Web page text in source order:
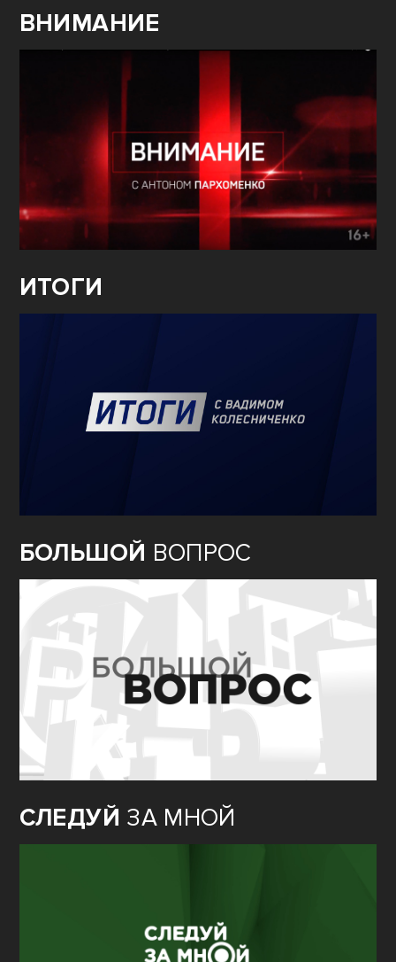
ВНИМАНИЕ
ИТОГИ
БОЛЬШОЙ ВОПРОС
СЛЕДУЙ ЗА МНОЙ